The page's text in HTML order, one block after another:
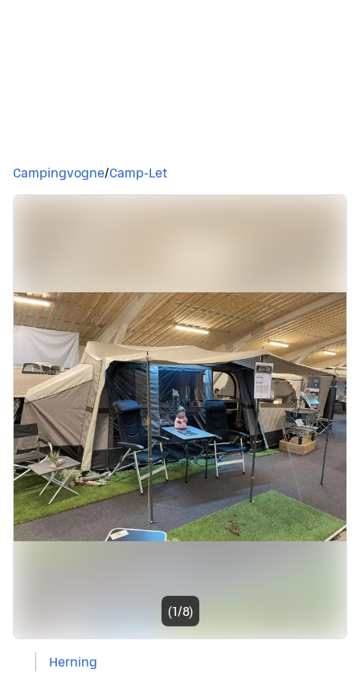
Du er her
Campingvogne/Camp-Let
Billedgalleri
(1/8)
Herning